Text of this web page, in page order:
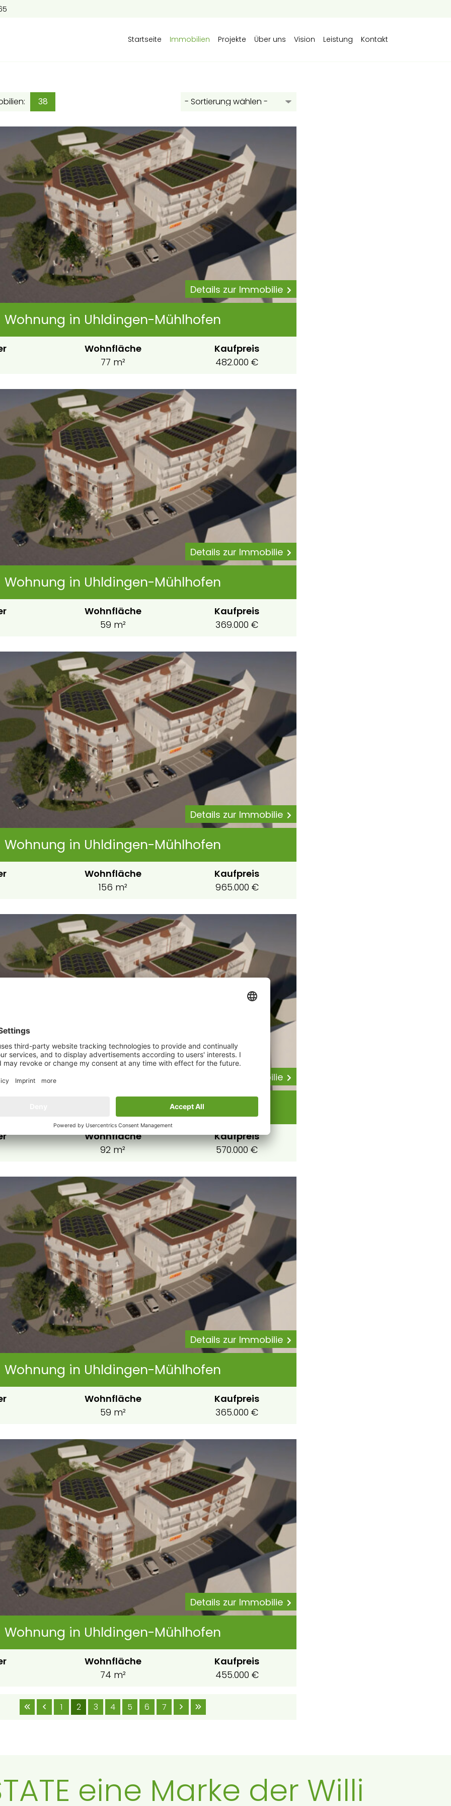
Startseite Immobilien Projekte Über uns Vision Leistung Kontakt
38
Details zur Immobilie
Wohnung in Uhldingen-Mühlhofen
Wohnfläche
77 m²
Kaufpreis
482.000 €
Details zur Immobilie
Wohnung in Uhldingen-Mühlhofen
Wohnfläche
59 m²
Kaufpreis
369.000 €
Details zur Immobilie
Wohnung in Uhldingen-Mühlhofen
Wohnfläche
156 m²
Kaufpreis
965.000 €
Details zur Immobilie
Wohnung in Uhldingen-Mühlhofen
Wohnfläche
92 m²
Kaufpreis
570.000 €
Details zur Immobilie
Wohnung in Uhldingen-Mühlhofen
Wohnfläche
59 m²
Kaufpreis
365.000 €
Details zur Immobilie
Wohnung in Uhldingen-Mühlhofen
Wohnfläche
74 m²
Kaufpreis
455.000 €
1 2 3 4 5 6 7
eine Marke der Willi